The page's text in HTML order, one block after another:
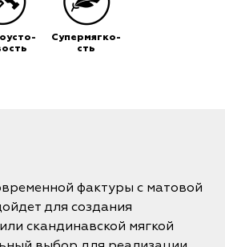
Супермягко-
сть
фактуры с матовой
для создания
скандинавской мягкой